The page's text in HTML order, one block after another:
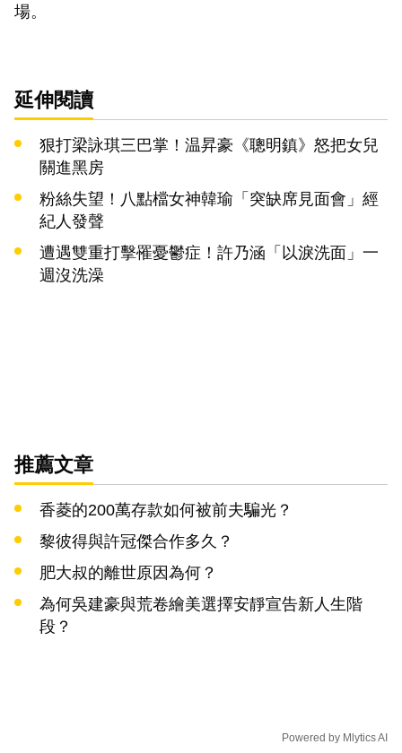
場。
延伸閱讀
狠打梁詠琪三巴掌！温昇豪《聰明鎮》怒把女兒
關進黑房
粉絲失望！八點檔女神韓瑜「突缺席見面會」經
紀人發聲
遭遇雙重打擊罹憂鬱症！許乃涵「以淚洗面」一
週沒洗澡
推薦文章
香菱的200萬存款如何被前夫騙光？
黎彼得與許冠傑合作多久？
肥大叔的離世原因為何？
為何吳建豪與荒卷繪美選擇安靜宣告新人生階
段？
Powered by Mlytics AI